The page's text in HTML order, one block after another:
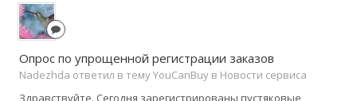
Опрос по упрощенной регистрации заказов
Nadezhda ответил в тему YouCanBuy в Новости сервиса
Здравствуйте. Сегодня зарегистрированы пустяковые